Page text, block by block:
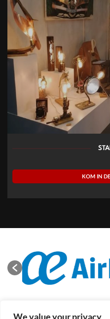
We value your privacy
KOM IN